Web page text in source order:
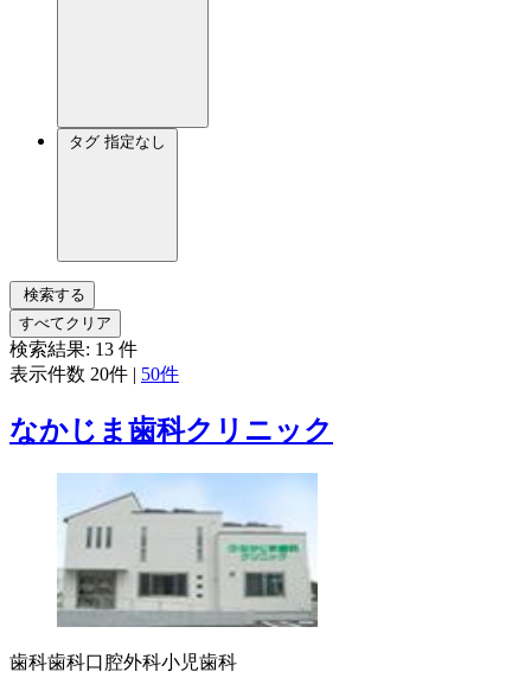
タグ 指定なし
検索する
すべてクリア
検索結果: 13 件
表示件数 20件 | 50件
なかじま歯科クリニック
歯科歯科口腔外科小児歯科